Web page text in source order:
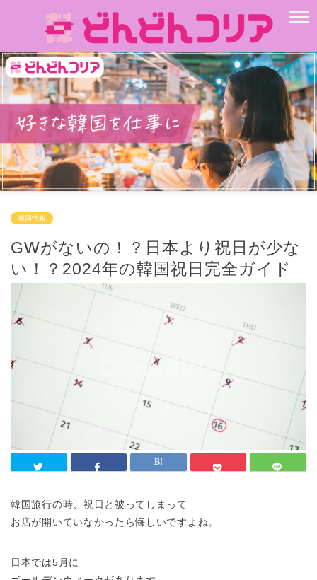
韓国情報
GWがないの！？日本より祝日が少な
い！？2024年の韓国祝日完全ガイド
韓国旅行の時、祝日と被ってしまって
お店が開いていなかったら悔しいですよね。
日本では5月に